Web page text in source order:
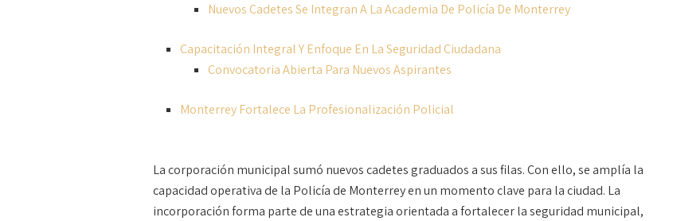
Nuevos Cadetes Se Integran A La Academia De Policía De Monterrey
Capacitación Integral Y Enfoque En La Seguridad Ciudadana
Convocatoria Abierta Para Nuevos Aspirantes
Monterrey Fortalece La Profesionalización Policial
La corporación municipal sumó nuevos cadetes graduados a sus filas. Con ello, se amplía la
capacidad operativa de la Policía de Monterrey en un momento clave para la ciudad. La
incorporación forma parte de una estrategia orientada a fortalecer la seguridad municipal,